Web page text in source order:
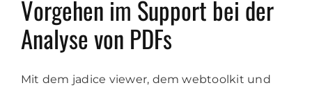
Vorgehen im Support bei der
Analyse von PDFs
Mit dem jadice viewer, dem webtoolkit und